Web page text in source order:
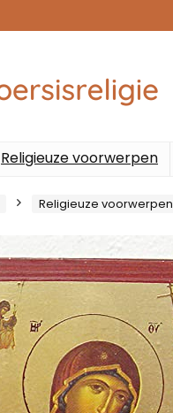
Religieuze voorwerpen
Religieuze voorwerpen